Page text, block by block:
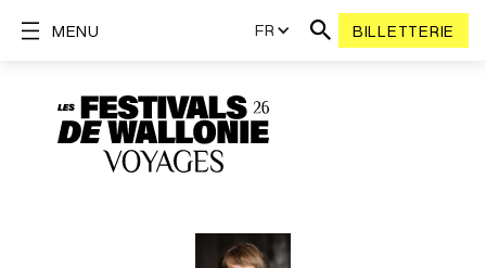
FR BILLETTERIE
MENU